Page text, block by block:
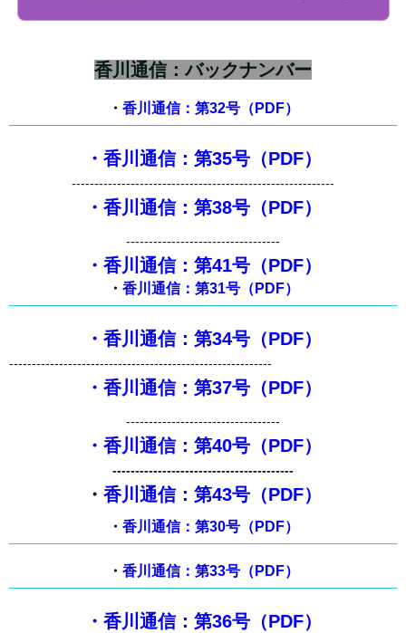
香川通信：バックナンバー
・ 香川通信：第32号（PDF）
・香川通信：第35号（PDF）
----------------------------------------------------------
・香川通信：第38号（PDF）
----------------------------------
・香川通信：第41号（PDF）
・ 香川通信：第31号（PDF）
・香川通信：第34号（PDF）
----------------------------------------------------------
・香川通信：第37号（PDF）
----------------------------------
・香川通信：第40号（PDF）
----------------------------------------
・ 香川通信：第43号（PDF）
・ 香川通信：第30号（PDF）
・ 香川通信：第33号（PDF）
・香川通信：第36号（PDF）